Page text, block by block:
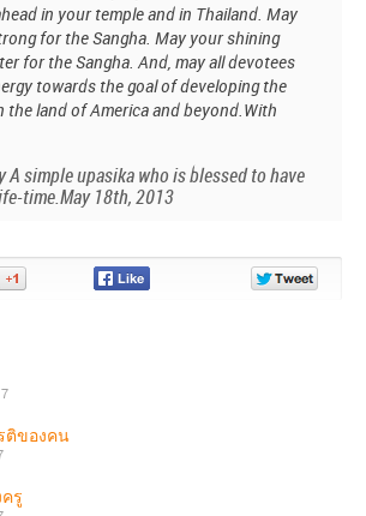
in your temple and in Thailand. May
for the Sangha. May your shining
for the Sangha. And, may all devotees
towards the goal of developing the
the land of America and beyond.With
A simple upasika who is blessed to have
time.May 18th, 2013
Share
ติของคน
รู